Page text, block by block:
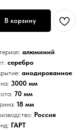
В корзину
алюминий
серебро
анодированное
3000 мм
70 мм
18 мм
Россия
ГАРТ